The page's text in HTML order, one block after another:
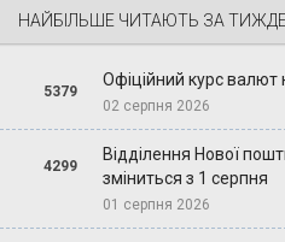
НАЙБІЛЬШЕ ЧИТАЮТЬ ЗА
5379
Офіційний курс валют
02 серпня 2026
4299
Відділення Нової
зміниться з 1 серпня
01 серпня 2026